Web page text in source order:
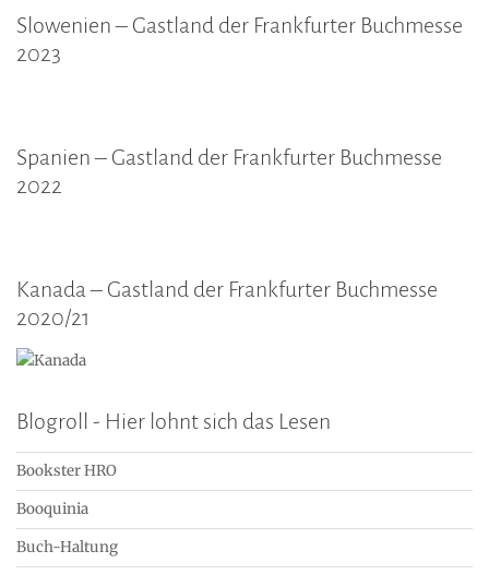
Slowenien – Gastland der Frankfurter Buchmesse
2023
Spanien – Gastland der Frankfurter Buchmesse
2022
Kanada – Gastland der Frankfurter Buchmesse
2020/21
Blogroll - Hier lohnt sich das Lesen
Bookster HRO
Booquinia
Buch-Haltung